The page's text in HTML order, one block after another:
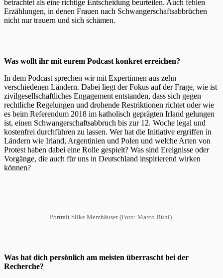
betrachtet als eine richtige Entscheidung beurteilen. Auch fehlen
Erzählungen, in denen Frauen nach Schwangerschaftsabbrüchen
nicht nur trauern und sich schämen.
Was wollt ihr mit eurem Podcast konkret erreichen?
In dem Podcast sprechen wir mit Expertinnen aus zehn
verschiedenen Ländern. Dabei liegt der Fokus auf der Frage, wie ist
zivilgesellschaftliches Engagement entstanden, dass sich gegen
rechtliche Regelungen und drohende Restriktionen richtet oder wie
es beim Referendum 2018 im katholisch geprägten Irland gelungen
ist, einen Schwangerschaftsabbruch bis zur 12. Woche legal und
kostenfrei durchführen zu lassen. Wer hat die Initiative ergriffen in
Ländern wie Irland, Argentinien und Polen und welche Arten von
Protest haben dabei eine Rolle gespielt? Was sind Ereignisse oder
Vorgänge, die auch für uns in Deutschland inspirierend wirken
können?
Portrait Silke Merzhäuser (Foto: Marco Bühl).
Was hat dich persönlich am meisten überrascht bei der
Recherche?